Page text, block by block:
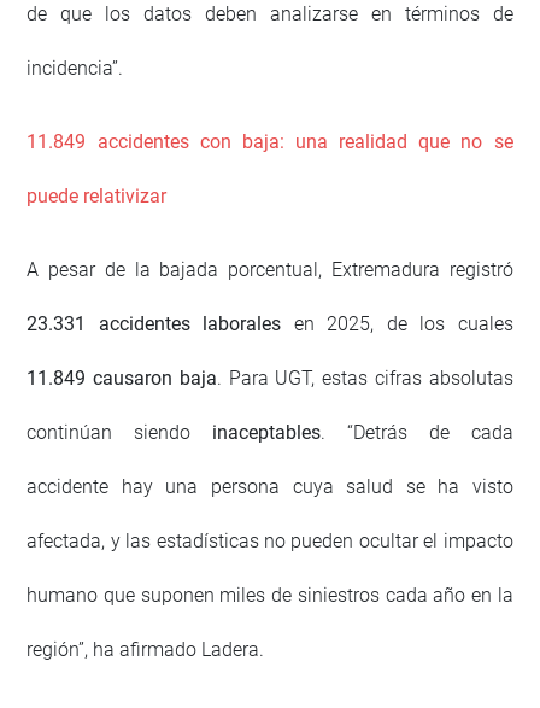
de que los datos deben analizarse en términos de
incidencia”.
11.849 accidentes con baja: una realidad que no se
puede relativizar
A pesar de la bajada porcentual, Extremadura registró
23.331 accidentes laborales en 2025, de los cuales
11.849 causaron baja. Para UGT, estas cifras absolutas
continúan siendo inaceptables. “Detrás de cada
accidente hay una persona cuya salud se ha visto
afectada, y las estadísticas no pueden ocultar el impacto
humano que suponen miles de siniestros cada año en la
región”, ha afirmado Ladera.